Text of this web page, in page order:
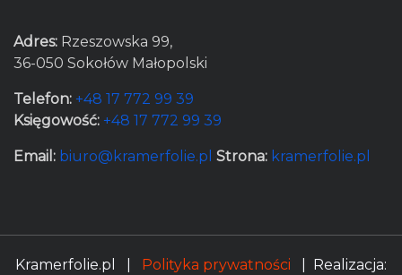
Adres: Rzeszowska 99,
36-050 Sokołów Małopolski
Telefon: +48 17 772 99 39
Księgowość: +48 17 772 99 39
Email: biuro@kramerfolie.pl Strona: kramerfolie.pl
Kramerfolie.pl | Polityka prywatności | Realizacja: